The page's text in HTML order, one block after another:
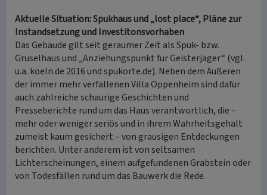
Aktuelle Situation: Spukhaus und „lost place“, Pläne zur
Instandsetzung und Investitonsvorhaben
Das Gebäude gilt seit geraumer Zeit als Spuk- bzw.
Gruselhaus und „Anziehungspunkt für Geisterjäger“ (vgl.
u.a. koeln.de 2016 und spukorte.de). Neben dem Äußeren
der immer mehr verfallenen Villa Oppenheim sind dafür
auch zahlreiche schaurige Geschichten und
Presseberichte rund um das Haus verantwortlich, die –
mehr oder weniger seriös und in ihrem Wahrheitsgehalt
zumeist kaum gesichert – von grausigen Entdeckungen
berichten. Unter anderem ist von seltsamen
Lichterscheinungen, einem aufgefundenen Grabstein oder
von Todesfällen rund um das Bauwerk die Rede.